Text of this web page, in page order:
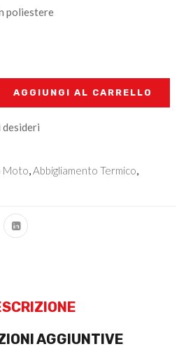
poliestere
AGGIUNGI AL CARRELLO
Moto,Abbigliamento Termico,
AGGIUNTIVE